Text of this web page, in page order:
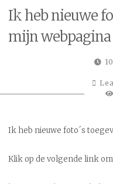
Ik heb nieuwe
mijn webpagina
Ik heb nieuwe foto´s
Klik op de volgende link